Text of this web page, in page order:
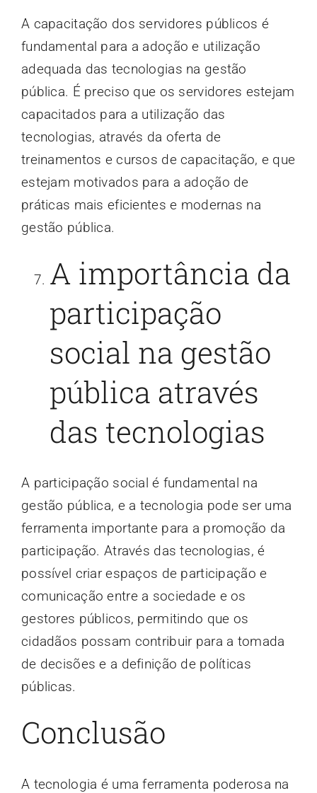
A capacitação dos servidores públicos é
fundamental para a adoção e utilização
adequada das tecnologias na gestão
pública. É preciso que os servidores estejam
capacitados para a utilização das
tecnologias, através da oferta de
treinamentos e cursos de capacitação, e que
estejam motivados para a adoção de
práticas mais eficientes e modernas na
gestão pública.
A importância da
participação
social na gestão
pública através
das tecnologias
A participação social é fundamental na
gestão pública, e a tecnologia pode ser uma
ferramenta importante para a promoção da
participação. Através das tecnologias, é
possível criar espaços de participação e
comunicação entre a sociedade e os
gestores públicos, permitindo que os
cidadãos possam contribuir para a tomada
de decisões e a definição de políticas
públicas.
Conclusão
A tecnologia é uma ferramenta poderosa na